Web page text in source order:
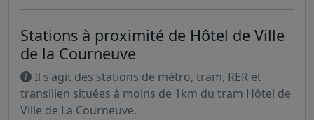
Stations à proximité de Hôtel de Ville
de la Courneuve
Il s'agit des stations de métro, tram, RER et
transilien situées à moins de 1km du tram Hôtel de
Ville de La Courneuve.